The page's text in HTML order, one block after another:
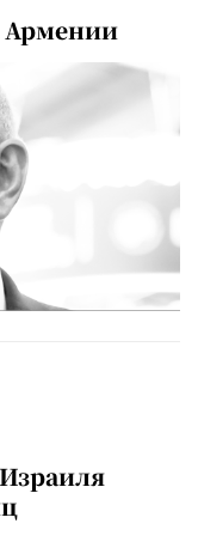
Армении